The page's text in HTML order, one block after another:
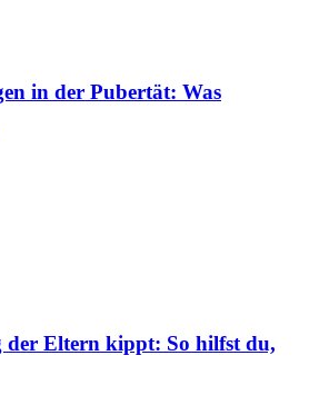
in der Pubertät: Was
der Eltern kippt: So hilfst du,